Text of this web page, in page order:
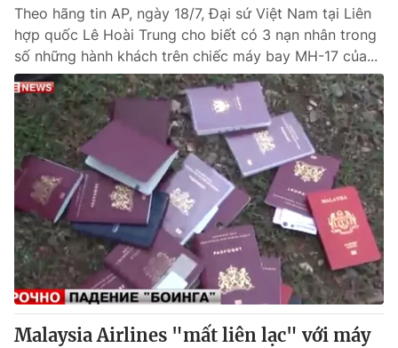
Theo hãng tin AP, ngày 18/7, Đại sứ Việt Nam tại Liên
hợp quốc Lê Hoài Trung cho biết có 3 nạn nhân trong
số những hành khách trên chiếc máy bay MH-17 của...
Malaysia Airlines "mất liên lạc" với máy